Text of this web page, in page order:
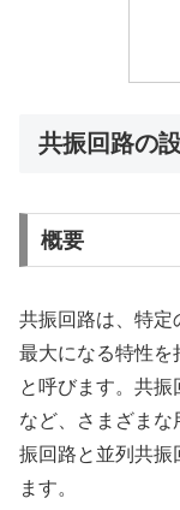
共振回路の
概要
共振回路は、特定
最大になる特性を
と呼びます。共
など、さまざま
振回路と並列共振
ます。